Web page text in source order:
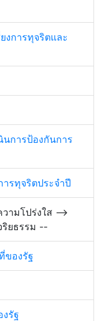
งการทุจริตและ
นการป้องกันการ
ารทุจริตประจำปี
ามโปร่งใส -->
ริยธรรม --
ของรัฐ
รัฐ